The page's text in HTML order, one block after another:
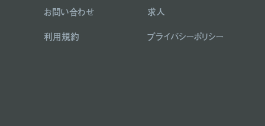
お問い合わせ
求人
利用規約 プライバシーポリシー